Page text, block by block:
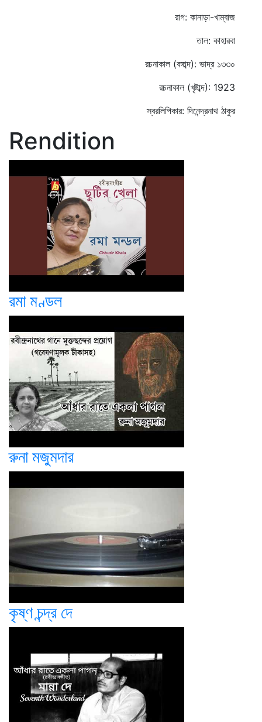
রাগ: কানাড়া-খাম্বাজ
তাল: কাহারবা
রচনাকাল (বঙ্গাব্দ): ভাদ্র ১৩৩০
রচনাকাল (খৃষ্টাব্দ): 1923
স্বরলিপিকার: দিনেন্দ্রনাথ ঠাকুর
Rendition
রমা মণ্ডল
রুনা মজুমদার
কৃষ্ণ চন্দ্র দে